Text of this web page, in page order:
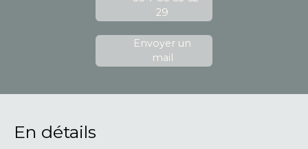
29
Envoyer un
mail
En détails